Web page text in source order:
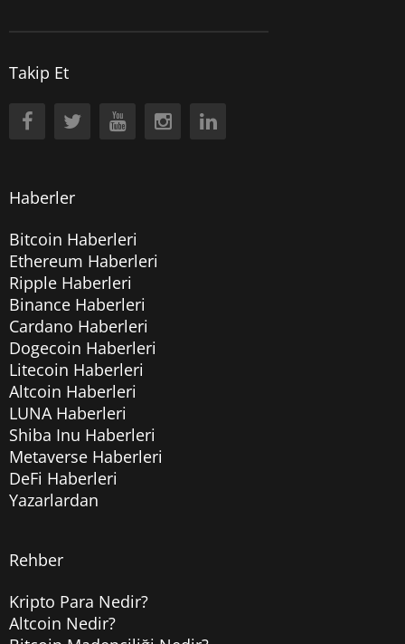
Takip Et
Haberler
Bitcoin Haberleri
Ethereum Haberleri
Ripple Haberleri
Binance Haberleri
Cardano Haberleri
Dogecoin Haberleri
Litecoin Haberleri
Altcoin Haberleri
LUNA Haberleri
Shiba Inu Haberleri
Metaverse Haberleri
DeFi Haberleri
Yazarlardan
Rehber
Kripto Para Nedir?
Altcoin Nedir?